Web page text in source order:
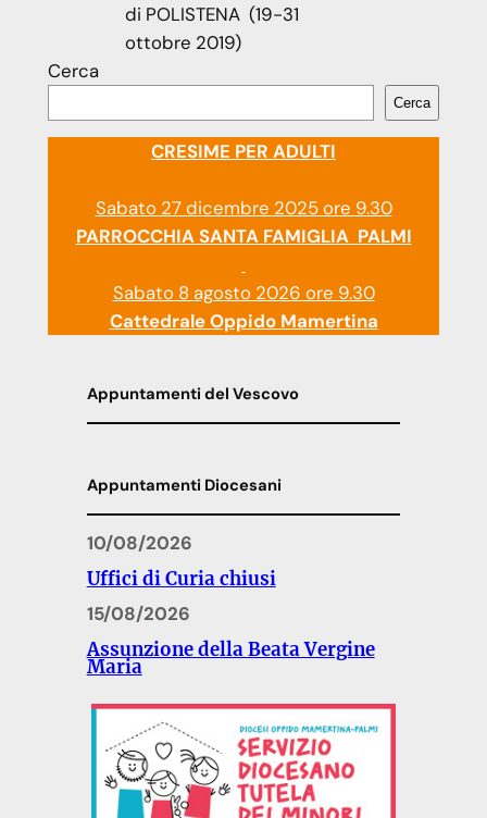
di POLISTENA (19-31
ottobre 2019)
Cerca
Cerca
CRESIME PER ADULTI
Sabato 27 dicembre 2025 ore 9.30
PARROCCHIA SANTA FAMIGLIA PALMI
Sabato 8 agosto 2026 ore 9.30
Cattedrale Oppido Mamertina
Appuntamenti del Vescovo
Appuntamenti Diocesani
10/08/2026
Uffici di Curia chiusi
15/08/2026
Assunzione della Beata Vergine
Maria